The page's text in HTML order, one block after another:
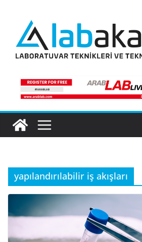
content
yapılandırılabilir iş akışları